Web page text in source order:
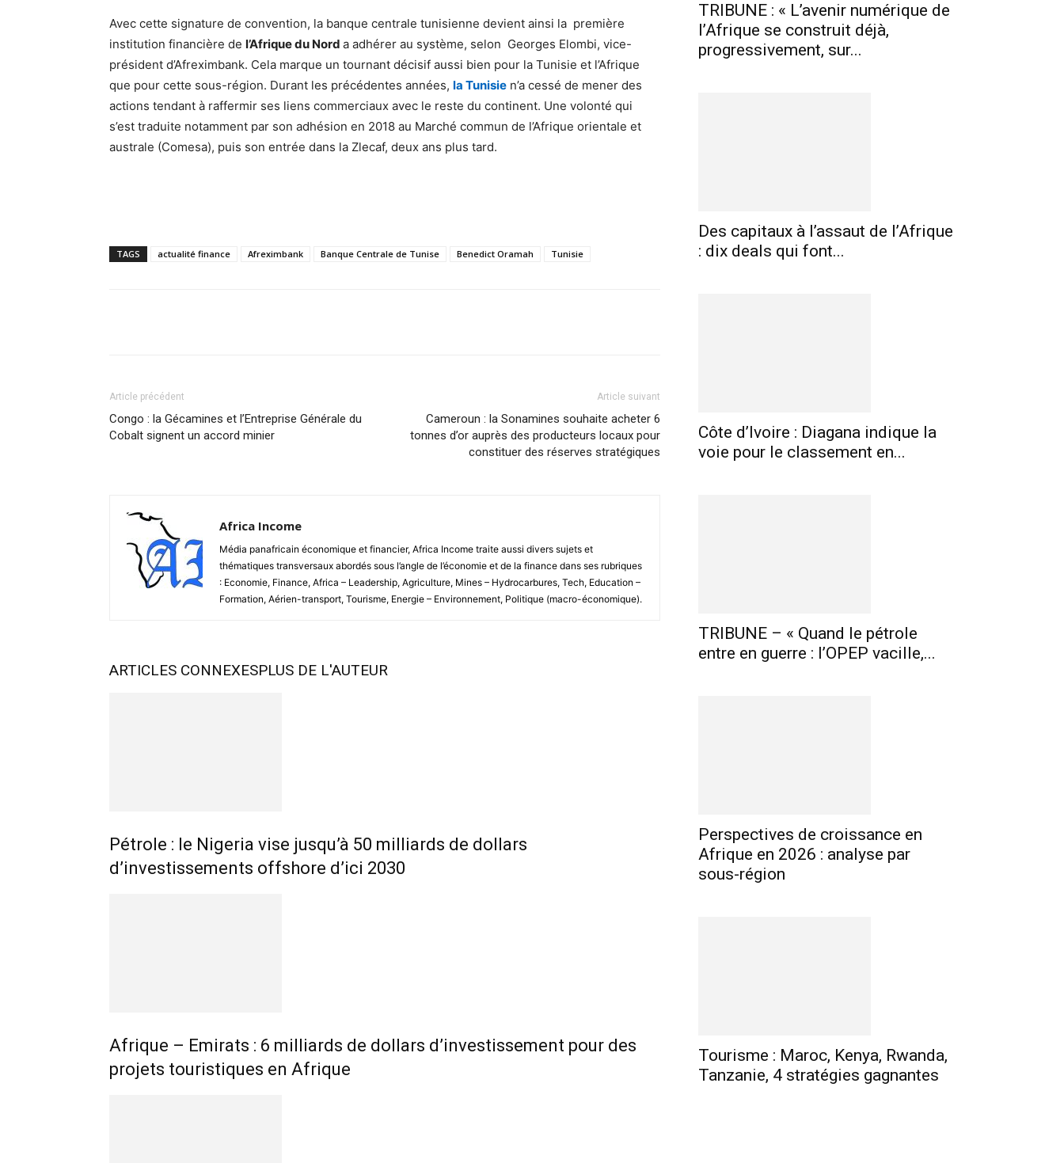
Avec cette signature de convention, la banque centrale tunisienne devient ainsi la première
institution financière de l’Afrique du Nord a adhérer au système, selon Georges Elombi, vice-
président d’Afreximbank. Cela marque un tournant décisif aussi bien pour la Tunisie et l’Afrique
que pour cette sous-région. Durant les précédentes années, la Tunisie n’a cessé de mener des
actions tendant à raffermir ses liens commerciaux avec le reste du continent. Une volonté qui
s’est traduite notamment par son adhésion en 2018 au Marché commun de l’Afrique orientale et
australe (Comesa), puis son entrée dans la Zlecaf, deux ans plus tard.
TAGS actualité finance Afreximbank Banque Centrale de Tunise Benedict Oramah Tunisie
Article précédent
Congo : la Gécamines et l’Entreprise Générale du
Cobalt signent un accord minier
Article suivant
Cameroun : la Sonamines souhaite acheter 6
tonnes d’or auprès des producteurs locaux pour
constituer des réserves stratégiques
Africa Income
Média panafricain économique et financier, Africa Income traite aussi divers sujets et
thématiques transversaux abordés sous l’angle de l’économie et de la finance dans ses rubriques
: Economie, Finance, Africa – Leadership, Agriculture, Mines – Hydrocarbures, Tech, Education –
Formation, Aérien-transport, Tourisme, Energie – Environnement, Politique (macro-économique).
ARTICLES CONNEXESPLUS DE L'AUTEUR
Pétrole : le Nigeria vise jusqu’à 50 milliards de dollars
d’investissements offshore d’ici 2030
Afrique – Emirats : 6 milliards de dollars d’investissement pour des
projets touristiques en Afrique
TRIBUNE : « L’avenir numérique de
l’Afrique se construit déjà,
progressivement, sur...
Des capitaux à l’assaut de l’Afrique
: dix deals qui font...
Côte d’Ivoire : Diagana indique la
voie pour le classement en...
TRIBUNE – « Quand le pétrole
entre en guerre : l’OPEP vacille,...
Perspectives de croissance en
Afrique en 2026 : analyse par
sous-région
Tourisme : Maroc, Kenya, Rwanda,
Tanzanie, 4 stratégies gagnantes